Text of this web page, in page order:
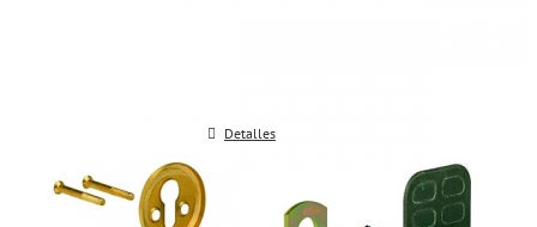
Detalles